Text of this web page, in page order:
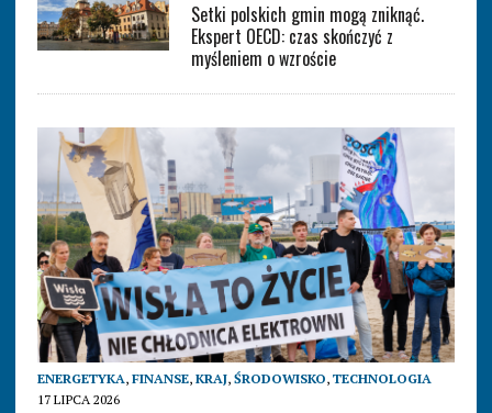
Setki polskich gmin mogą zniknąć.
Ekspert OECD: czas skończyć z
myśleniem o wzroście
ENERGETYKA, FINANSE, KRAJ, ŚRODOWISKO, TECHNOLOGIA
17 LIPCA 2026